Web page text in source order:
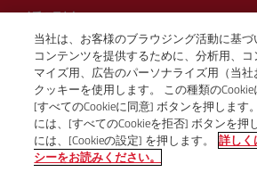
サービスのお約束
Iberia.com サイトマップ
イベリアグループ
株主および投資家向け情報
Iberia の提携航空会社
British Airways
透明性
利用規約
運送約款
ご搭乗者の権利
プログラム Club Iberia の一般規約
iberia.comのご登録規約
お電話での航空券販売
+81 0 3 3298 5238
Tokio
月曜日～金曜日、午前9時～午後5時（ス
本語）。
当社は、お客様のブラウジング活動に基
コンテンツを提供するために、分析用、
マイズ用、広告のパーソナライズ用（当
クッキーを使用します。 この種類のCookie
[すべてのCookieに同意] ボタンを押します
には、[すべてのCookieを拒否] ボタンを押
には、[Cookieの設定] を押します。
詳しく
シーをお読みください。